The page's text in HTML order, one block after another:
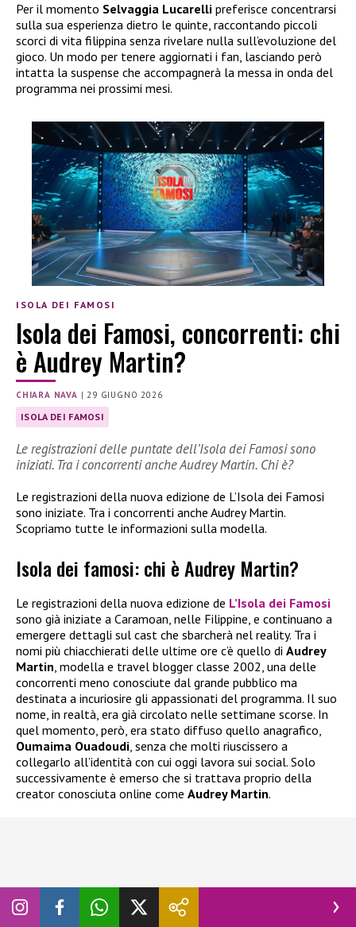
Per il momento Selvaggia Lucarelli preferisce concentrarsi
sulla sua esperienza dietro le quinte, raccontando piccoli
scorci di vita filippina senza rivelare nulla sull’evoluzione del
gioco. Un modo per tenere aggiornati i fan, lasciando però
intatta la suspense che accompagnerà la messa in onda del
programma nei prossimi mesi.
ISOLA DEI FAMOSI
Isola dei Famosi, concorrenti: chi
è Audrey Martin?
CHIARA NAVA |29 GIUGNO 2026
ISOLA DEI FAMOSI
Le registrazioni delle puntate dell’Isola dei Famosi sono
iniziati. Tra i concorrenti anche Audrey Martin. Chi è?
Le registrazioni della nuova edizione de L’Isola dei Famosi
sono iniziate. Tra i concorrenti anche Audrey Martin.
Scopriamo tutte le informazioni sulla modella.
Isola dei famosi: chi è Audrey Martin?
Le registrazioni della nuova edizione de L’Isola dei Famosi
sono già iniziate a Caramoan, nelle Filippine, e continuano a
emergere dettagli sul cast che sbarcherà nel reality. Tra i
nomi più chiacchierati delle ultime ore c’è quello di Audrey
Martin, modella e travel blogger classe 2002, una delle
concorrenti meno conosciute dal grande pubblico ma
destinata a incuriosire gli appassionati del programma. Il suo
nome, in realtà, era già circolato nelle settimane scorse. In
quel momento, però, era stato diffuso quello anagrafico,
Oumaima Ouadoudi, senza che molti riuscissero a
collegarlo all’identità con cui oggi lavora sui social. Solo
successivamente è emerso che si trattava proprio della
creator conosciuta online come Audrey Martin.